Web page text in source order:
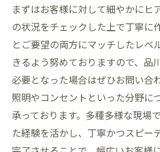
まずはお客様に対して細やかにヒ
の状況をチェックした上で丁寧に
とご要望の両方にマッチしたレベ
きるよう努めておりますので、品
必要となった場合はぜひお問い合
照明やコンセントといった分野に
承っております。多種多様な現場
た経験を活かし、丁寧かつスピー